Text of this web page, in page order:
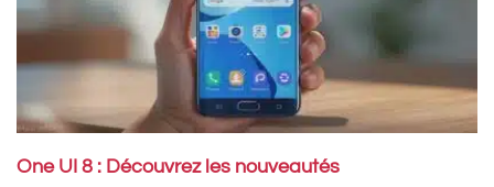
One UI 8 : Découvrez les nouveautés